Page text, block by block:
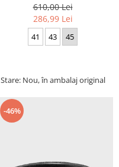
610,00 Lei
286,99 Lei
41 43 45
Stare: Nou, în ambalaj original
-46%